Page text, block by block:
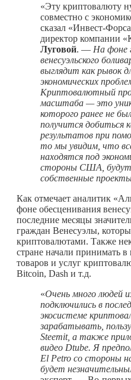
«Эту криптовалюту
совместно с
сказал «Инвест-
директор компании
Луговой. — На фоне
венесуэльского
выглядит как рывок
экономических
Криптовалютный
масштаба — это
которого ранее не
получится добиться
результатов при
то мы увидим, что
находятся под
стороны США, будут
собственные
Как отмечает аналитик
фоне обесценивания
последние месяцы
граждан Венесуэлы,
криптовалютами. Также
стране начали принимать в
товаров и услуг
Bitcoin, Dash и т.д.
«Очень много людей
подключились в
экосистеме
зарабатывать,
Steemit, а также
видео Dtube. Я
El Petro со стороны
будет